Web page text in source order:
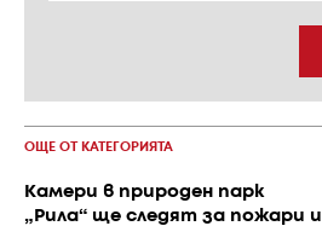
ОЩЕ ОТ КАТЕГОРИЯТА
Камери в природен парк
„Рила“ ще следят за пожари и